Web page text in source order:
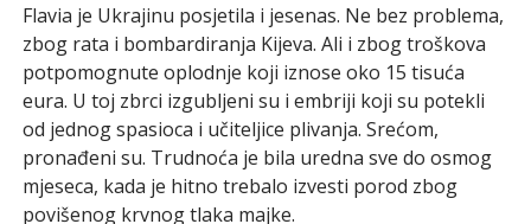
Flavia je Ukrajinu posjetila i jesenas. Ne bez problema,
zbog rata i bombardiranja Kijeva. Ali i zbog troškova
potpomognute oplodnje koji iznose oko 15 tisuća
eura. U toj zbrci izgubljeni su i embriji koji su potekli
od jednog spasioca i učiteljice plivanja. Srećom,
pronađeni su. Trudnoća je bila uredna sve do osmog
mjeseca, kada je hitno trebalo izvesti porod zbog
povišenog krvnog tlaka majke.